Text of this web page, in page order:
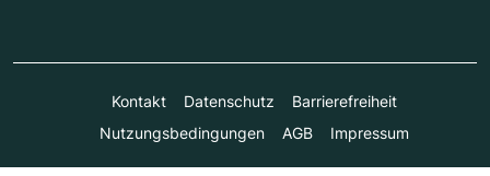
Kontakt Datenschutz
Barrierefreiheit
Nutzungsbedingungen
AGB Impressum